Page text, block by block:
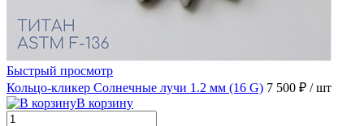
Быстрый просмотр
Кольцо-кликер Солнечные лучи 1.2 мм (16 G) 7 500 ₽ / шт
В корзину